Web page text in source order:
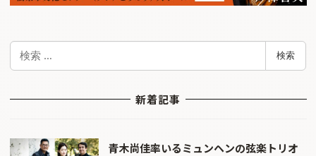
検
検索
新着記事
青木尚佳率いるミュンヘンの弦楽トリオ